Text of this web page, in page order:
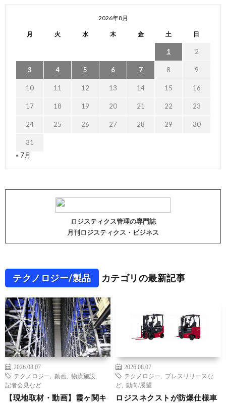
2026年8月
月 火 水 木 金 土 日
1 2
3 4 5 6 7 8 9
10 11 12 13 14 15 16
17 18 19 20 21 22 23
24 25 26 27 28 29 30
31
« 7月
ロジスティクス管理の専門誌
月刊ロジスティクス・ビジネス
テクノロジー/製品 カテゴリの最新記事
2026.08.07
テクノロジー
動画 物流施設
記者会見など
【現地取材・動画】霞ヶ関キ
2026.08.07
テクノロジー
プレスリリースな
ど
動向/展望
ロジスネクストが防爆仕様車